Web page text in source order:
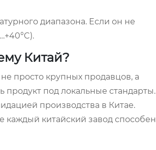
диапазона. Если он не
Китай?
просто крупных продавцов, а
продукт под локальные стандарты.
производства в Китае.
каждый китайский завод способен